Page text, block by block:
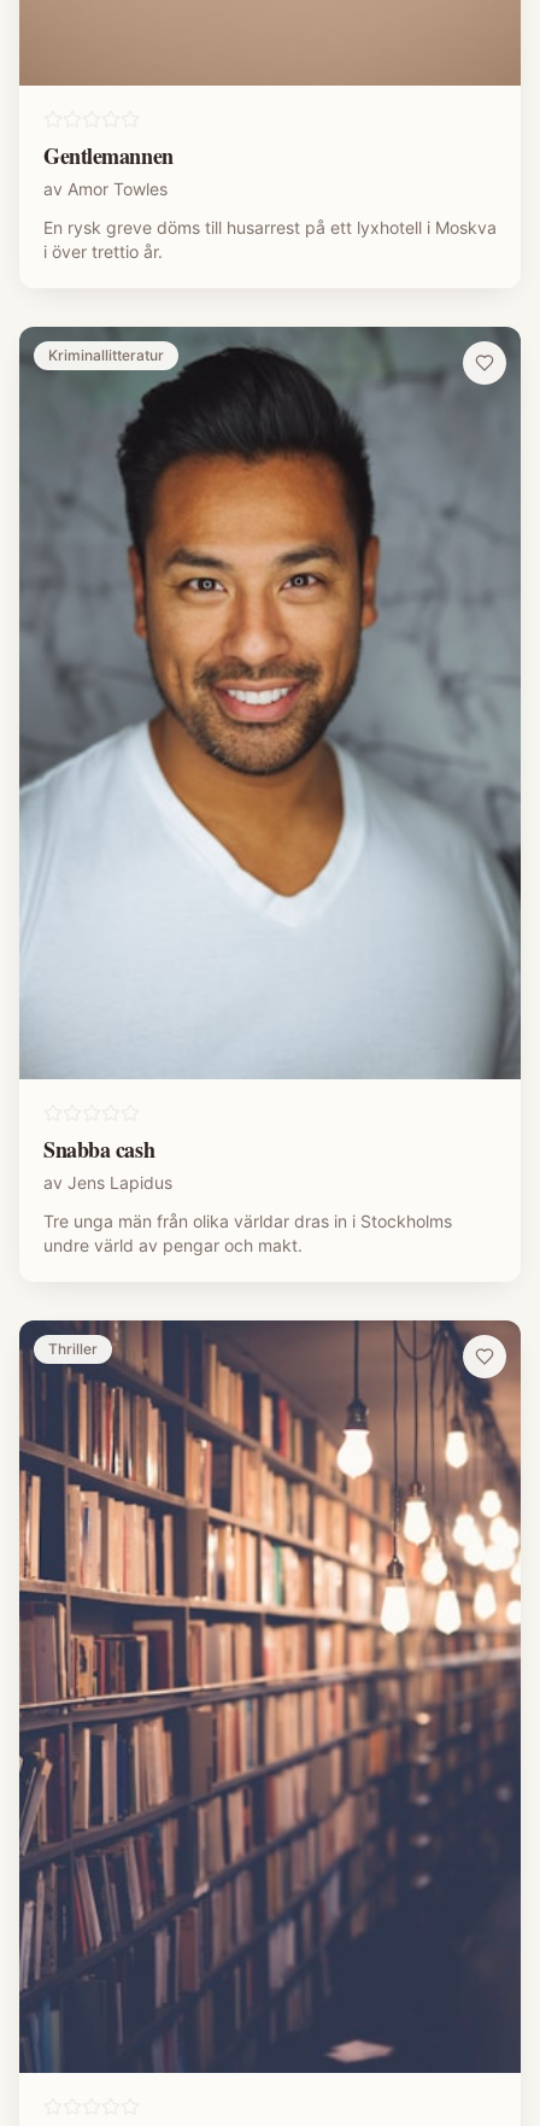
Gentlemannen
av Amor Towles
En rysk greve döms till husarrest på ett lyxhotell i Moskva
i över trettio år.
Kriminallitteratur
Snabba cash
av Jens Lapidus
Tre unga män från olika världar dras in i Stockholms
undre värld av pengar och makt.
Thriller